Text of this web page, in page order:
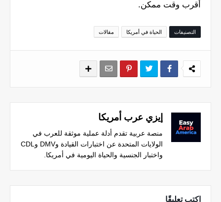
أقرب وقت ممكن.
التصنيفات الحياة في أمريكا مقالات
إيزي عرب أمريكا
منصة عربية تقدم أدلة عملية موثقة للعرب في
الولايات المتحدة عن اختبارات القيادة وDMV وCDL
واختبار الجنسية والحياة اليومية في أمريكا.
اكتب تعليقًا